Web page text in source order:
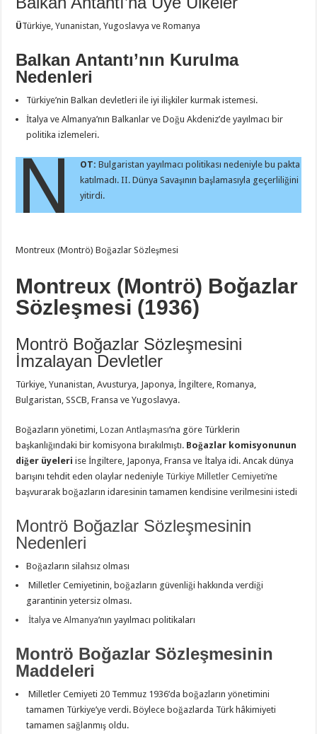
ÜTürkiye, Yunanistan, Yugoslavya ve Romanya
Balkan Antantı’nın Kurulma
Nedenleri
Türkiye’nin Balkan devletleri ile iyi ilişkiler kurmak istemesi.
İtalya ve Almanya’nın Balkanlar ve Doğu Akdeniz’de yayılmacı bir
politika izlemeleri.
N OT:Bulgaristan yayılmacı politikası nedeniyle bu pakta
katılmadı. II. Dünya Savaşının başlamasıyla geçerliliğini
yitirdi.
Montreux (Montrö) Boğazlar Sözleşmesi
Montreux (Montrö) Boğazlar
Sözleşmesi (1936)
Montrö Boğazlar Sözleşmesini
İmzalayan Devletler
Türkiye, Yunanistan, Avusturya, Japonya, İngiltere, Romanya,
Bulgaristan, SSCB, Fransa ve Yugoslavya.
Boğazların yönetimi,Lozan Antlaşması‘na göre Türklerin
başkanlığındaki bir komisyona bırakılmıştı. Boğazlar komisyonunun
diğer üyeleri ise İngiltere, Japonya, Fransa ve İtalya idi. Ancak dünya
barışını tehdit eden olaylar nedeniyle Türkiye Milletler Cemiyeti‘ne
başvurarak boğazların idaresinin tamamen kendisine verilmesini istedi
Montrö Boğazlar Sözleşmesinin
Nedenleri
Boğazların silahsız olması
Milletler Cemiyetinin, boğazların güvenliği hakkında verdiği
garantinin yetersiz olması.
İtalya veAlmanya’nın yayılmacı politikaları
Montrö Boğazlar Sözleşmesinin
Maddeleri
Milletler Cemiyeti 20 Temmuz 1936’da boğazların yönetimini
tamamen Türkiye’ye verdi. Böylece boğazlarda Türk hâkimiyeti
tamamen sağlanmış oldu.